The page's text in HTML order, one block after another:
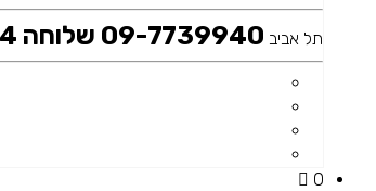
תל אביב 09-7739940 שלוחה 4
0